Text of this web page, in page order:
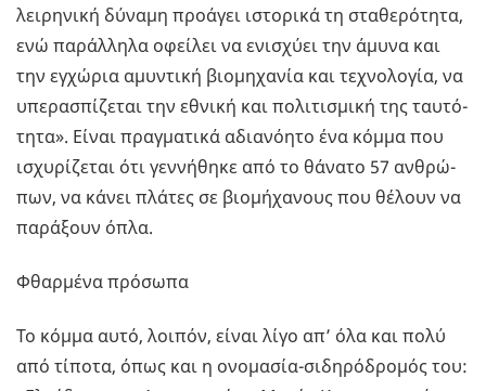
λει­ρη­νι­κή δύ­να­μη προ­ά­γει ιστο­ρι­κά τη στα­θε­ρό­τη­τα,
ενώ πα­ράλ­λη­λα οφεί­λει να ενι­σχύ­ει την άμυνα και
την εγ­χώ­ρια αμυ­ντι­κή βιο­μη­χα­νία και τε­χνο­λο­γία, να
υπε­ρα­σπί­ζε­ται την εθνι­κή και πο­λι­τι­σμι­κή της ταυ­τό­
τη­τα». Είναι πραγ­μα­τι­κά αδια­νό­η­το ένα κόμμα που
ισχυ­ρί­ζε­ται ότι γεν­νή­θη­κε από το θά­να­το 57 αν­θρώ­
πων, να κάνει πλά­τες σε βιο­μή­χα­νους που θέ­λουν να
πα­ρά­ξουν όπλα.
Φθαρ­μέ­να πρό­σω­πα
Το κόμμα αυτό, λοι­πόν, είναι λίγο απ’ όλα και πολύ
από τί­πο­τα, όπως και η ονο­μα­σία-σι­δη­ρό­δρο­μός του: